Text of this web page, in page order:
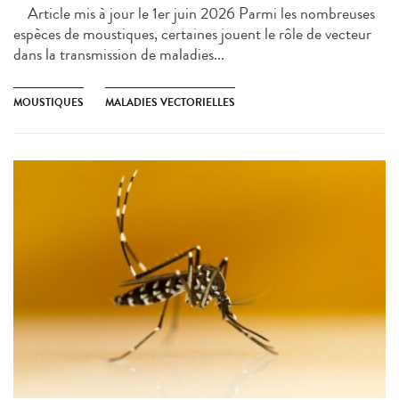
Article mis à jour le 1er juin 2026 Parmi les nombreuses
espèces de moustiques, certaines jouent le rôle de vecteur
dans la transmission de maladies...
MOUSTIQUES MALADIES VECTORIELLES